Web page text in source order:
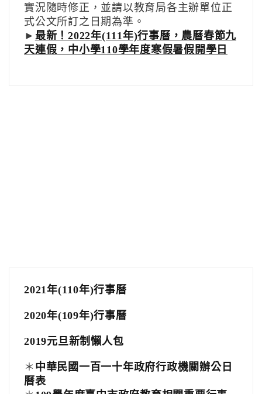
實況隨時修正，並請以教育局各主辦單位正
式公文所訂之日期為準。
► 最新！2022年(111年)行事曆，農曆春節九
天連假，中小學110學年度寒假暑假開學日
2021年(110年)行事曆
2020年(109年)行事曆
2019元旦新制懶人包
＊ 中華民國一百一十年政府行政機關辦公日
曆表